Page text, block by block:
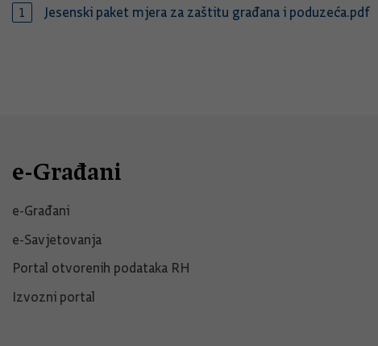
Jesenski paket mjera za zaštitu građana i poduzeća.pdf
e-Građani
e-Građani
e-Savjetovanja
Portal otvorenih podataka RH
Izvozni portal